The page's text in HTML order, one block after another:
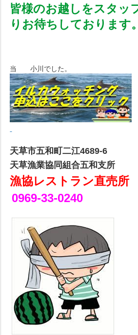
皆様のお越しをスタッ
りお待ちしております。
当 小川でした。
天草市五和町二江4689-6
天草漁業協同組合五和支所
漁協レストラン直売所
0969-33-0240